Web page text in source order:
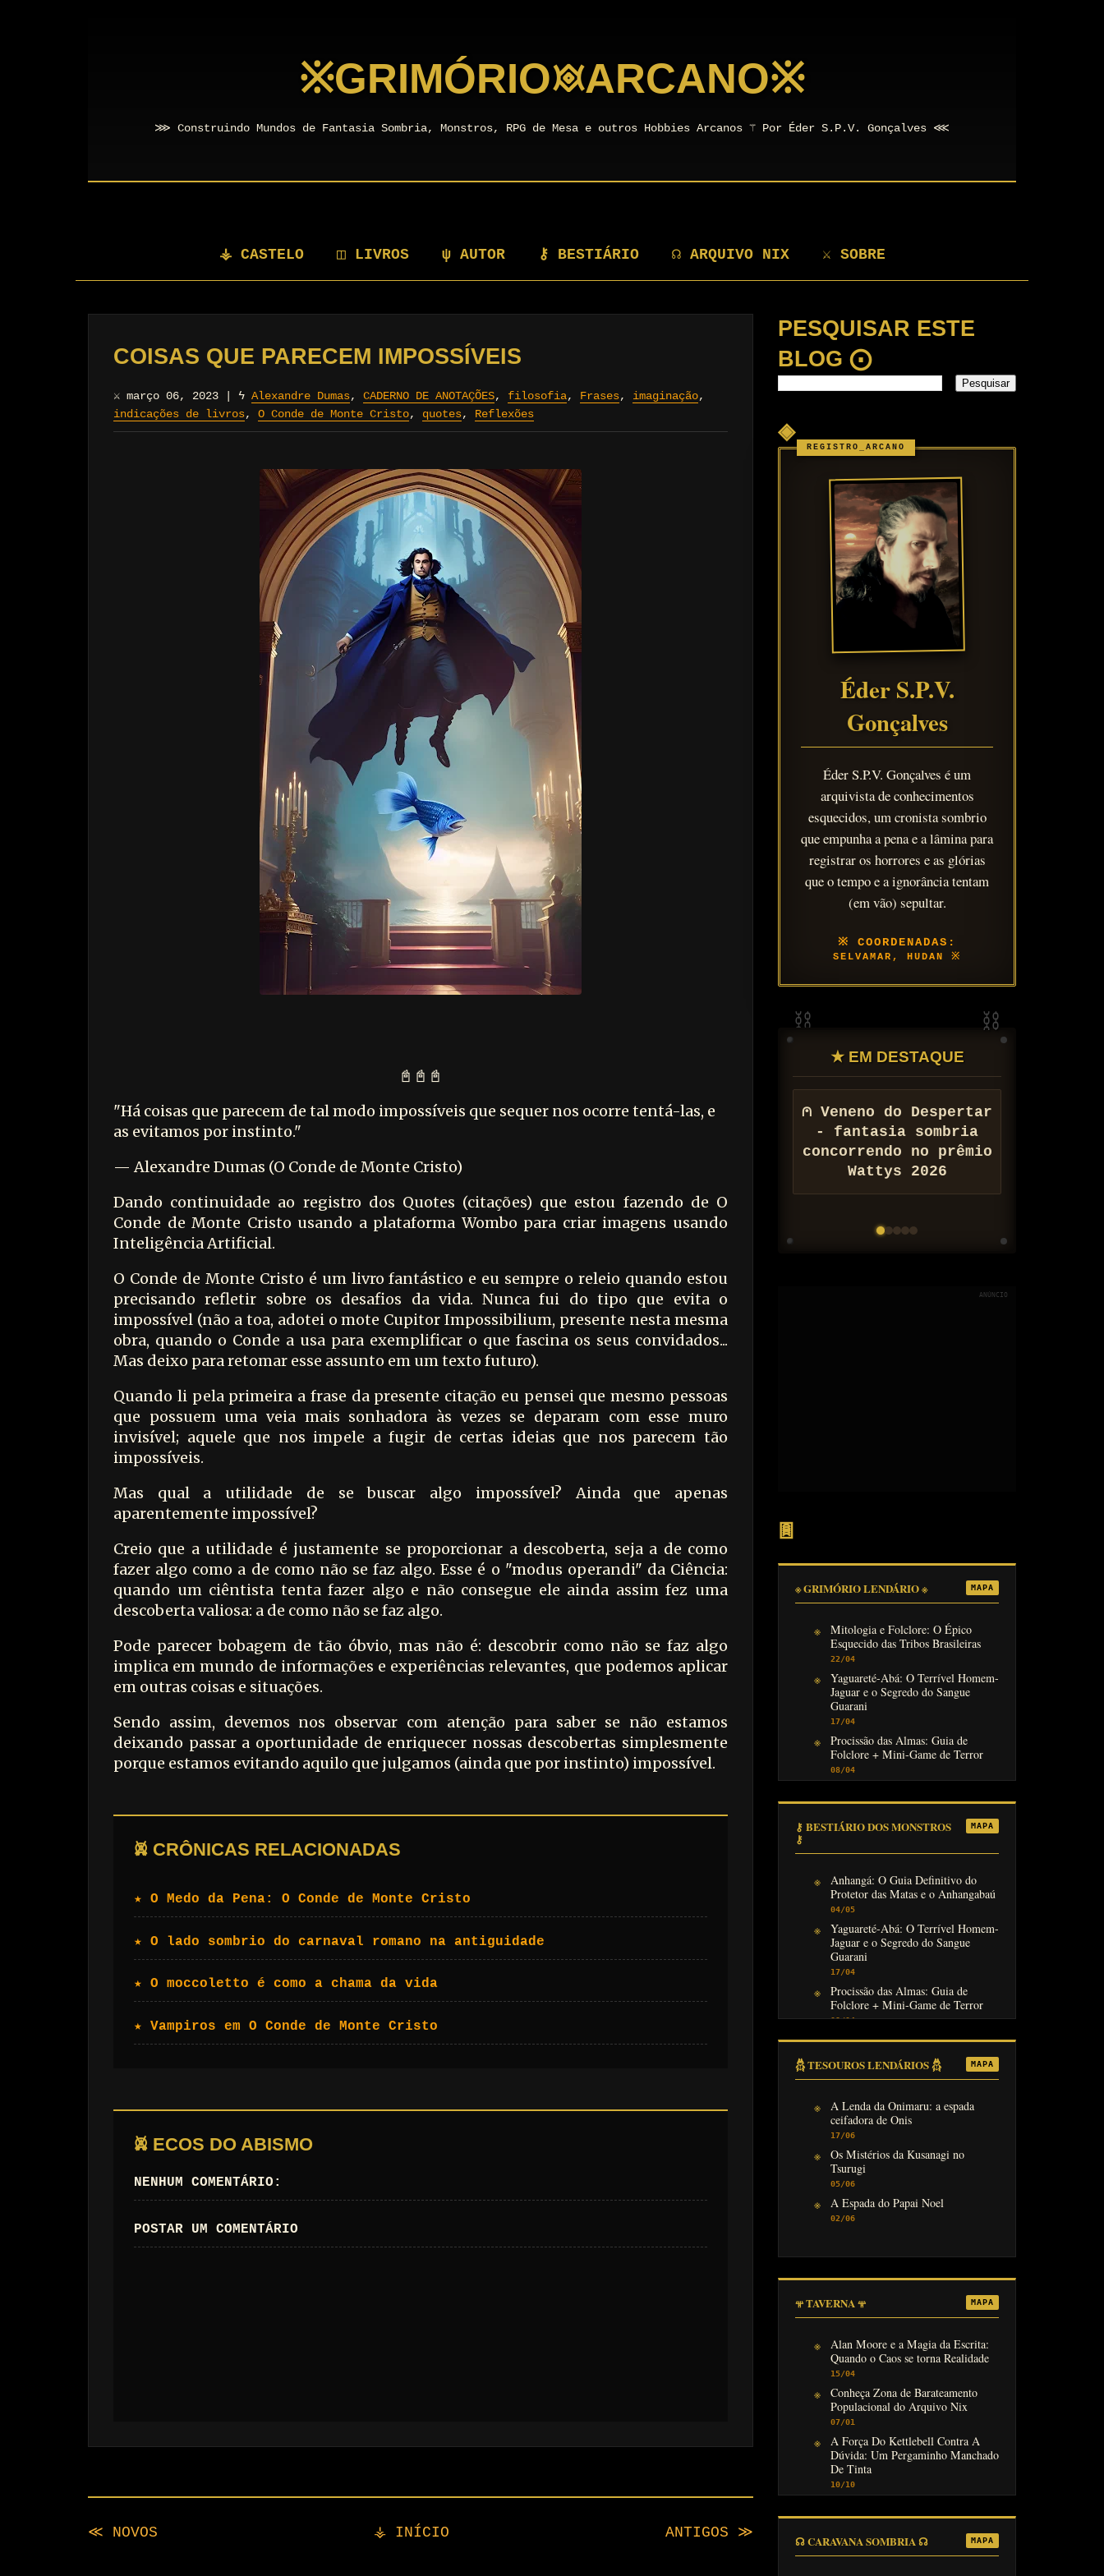
※GRIMÓRIO𖥜ARCANO※
⋙ Construindo Mundos de Fantasia Sombria, Monstros, RPG de Mesa e outros Hobbies Arcanos ⚚ Por Éder S.P.V. Gonçalves ⋘
⚶ CASTELO ◫ LIVROS ψ AUTOR ⚷ BESTIÁRIO ☊ ARQUIVO NIX ⚔ SOBRE
COISAS QUE PARECEM IMPOSSÍVEIS
⚔ março 06, 2023 ϟ Alexandre Dumas, CADERNO DE ANOTAÇÕES, filosofia, Frases, imaginação,
indicações de livros, O Conde de Monte Cristo, quotes, Reflexões
📓 📓 📓
"Há coisas que parecem de tal modo impossíveis que sequer nos ocorre tentá-las, e
as evitamos por instinto."
—Alexandre Dumas (O Conde de Monte Cristo)
Dando continuidade ao registro dos Quotes (citações) que estou fazendo de O
Conde de Monte Cristo usando a plataforma Wombo para criar imagens usando
Inteligência Artificial.
O Conde de Monte Cristo é um livro fantástico e eu sempre o releio quando estou
precisando refletir sobre os desafios da vida. Nunca fui do tipo que evita o
impossível (não a toa, adotei o mote Cupitor Impossibilium, presente nesta mesma
obra, quando o Conde a usa para exemplificar o que fascina os seus convidados...
Mas deixo para retomar esse assunto em um texto futuro).
Quando li pela primeira a frase da presente citação eu pensei que mesmo pessoas
que possuem uma veia mais sonhadora às vezes se deparam com esse muro
invisível; aquele que nos impele a fugir de certas ideias que nos parecem tão
impossíveis.
Mas qual a utilidade de se buscar algo impossível? Ainda que apenas
aparentemente impossível?
Creio que a utilidade é justamente se proporcionar a descoberta, seja a de como
fazer algo como a de como não se faz algo. Esse é o "modus operandi" da Ciência:
quando um ciêntista tenta fazer algo e não consegue ele ainda assim fez uma
descoberta valiosa: a de como não se faz algo.
Pode parecer bobagem de tão óbvio, mas não é: descobrir como não se faz algo
implica em mundo de informações e experiências relevantes, que podemos aplicar
em outras coisas e situações.
Sendo assim, devemos nos observar com atenção para saber se não estamos
deixando passar a oportunidade de enriquecer nossas descobertas simplesmente
porque estamos evitando aquilo que julgamos (ainda que por instinto) impossível.
𖤙 CRÔNICAS RELACIONADAS
★ O Medo da Pena: O Conde de Monte Cristo
★ O lado sombrio do carnaval romano na antiguidade
★ O moccoletto é como a chama da vida
★ Vampiros em O Conde de Monte Cristo
𖤙 ECOS DO ABISMO
NENHUM COMENTÁRIO:
POSTAR UM COMENTÁRIO
≪ NOVOS ⚶ INÍCIO ANTIGOS ≫
PESQUISAR ESTE
BLOG ⨀
◈
Éder S.P.V.
Gonçalves
Éder S.P.V. Gonçalves é um
arquivista de conhecimentos
esquecidos, um cronista sombrio
que empunha a pena e a lâmina para
registrar os horrores e as glórias
que o tempo e a ignorância tentam
(em vão) sepultar.
SELVAMAR, HUDAN
★ EM DESTAQUE
⚠ Conheça Zona de
Barateamento
Populacional do
Arquivo Nix
ANÚNCIO
𖣍
※ GRIMÓRIO LENDÁRIO ※ MAPA
Mitologia e Folclore: O Épico
Esquecido das Tribos Brasileiras
22/04
Yaguareté-Abá: O Terrível Homem-
Jaguar e o Segredo do Sangue
Guarani
17/04
Procissão das Almas: Guia de
Folclore + Mini-Game de Terror
08/04
⚷ BESTIÁRIO DOS MONSTROS
⚷
MAPA
Anhangá: O Guia Definitivo do
Protetor das Matas e o Anhangabaú
04/05
Yaguareté-Abá: O Terrível Homem-
Jaguar e o Segredo do Sangue
Guarani
17/04
Procissão das Almas: Guia de
Folclore + Mini-Game de Terror
08/04
𓆣 TESOUROS LENDÁRIOS 𓆣 MAPA
A Lenda da Onimaru: a espada
ceifadora de Onis
17/06
Os Mistérios da Kusanagi no
Tsurugi
05/06
A Espada do Papai Noel
02/06
𖥬 TAVERNA 𖥬 MAPA
Alan Moore e a Magia da Escrita:
Quando o Caos se torna Realidade
15/04
Conheça Zona de Barateamento
Populacional do Arquivo Nix
07/01
A Força Do Kettlebell Contra A
Dúvida: Um Pergaminho Manchado
De Tinta
10/10
☊ CARAVANA SOMBRIA ☊ MAPA